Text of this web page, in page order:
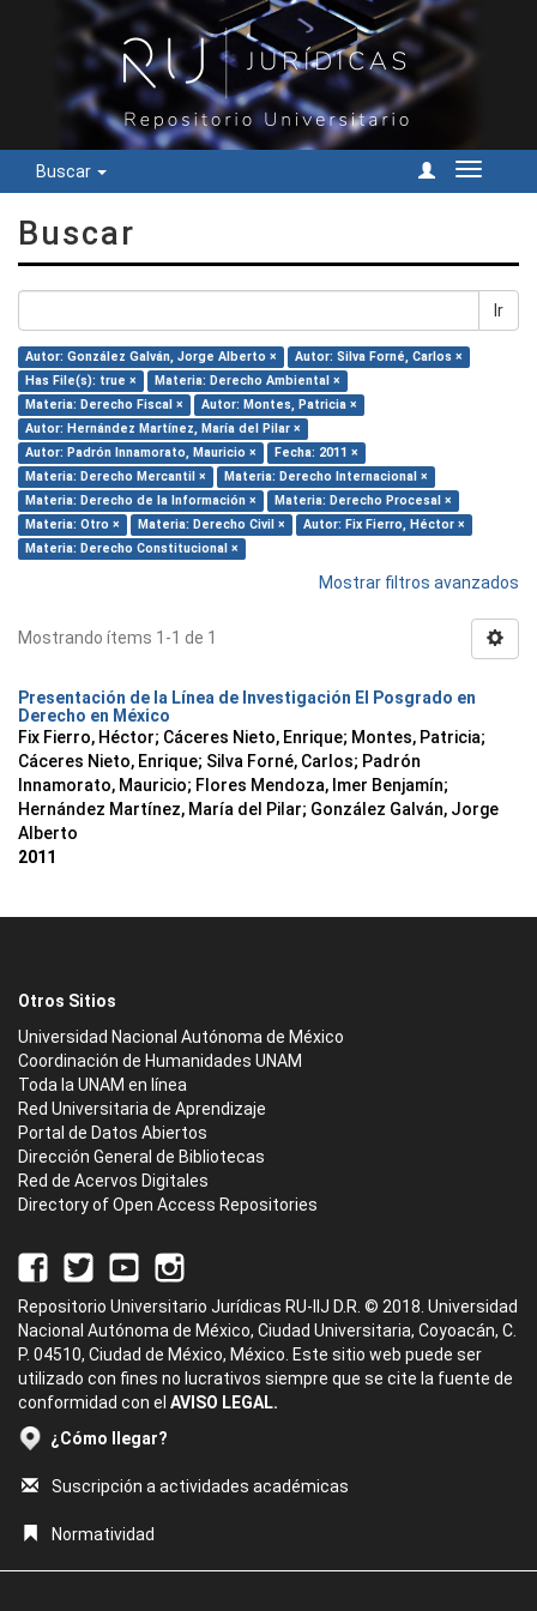
Buscar
Cambiar
Buscar
Ir
Autor: González Galván, Jorge Alberto ×
Autor: Silva Forné, Carlos ×
Has File(s): true ×
Materia: Derecho Ambiental ×
Materia: Derecho Fiscal ×
Autor: Montes, Patricia ×
Autor: Hernández Martínez, María del Pilar ×
Autor: Padrón Innamorato, Mauricio ×
Fecha: 2011 ×
Materia: Derecho Mercantil ×
Materia: Derecho Internacional ×
Materia: Derecho de la Información ×
Materia: Derecho Procesal ×
Materia: Otro ×
Materia: Derecho Civil ×
Autor: Fix Fierro, Héctor ×
Materia: Derecho Constitucional ×
Mostrar filtros avanzados
Mostrando ítems 1-1 de 1
Presentación de la Línea de Investigación El Posgrado en
Derecho en México
Fix Fierro, Héctor; Cáceres Nieto, Enrique; Montes, Patricia;
Cáceres Nieto, Enrique; Silva Forné, Carlos; Padrón
Innamorato, Mauricio; Flores Mendoza, Imer Benjamín;
Hernández Martínez, María del Pilar; González Galván, Jorge
Alberto
2011
Otros Sitios
Universidad Nacional Autónoma de México
Coordinación de Humanidades UNAM
Toda la UNAM en línea
Red Universitaria de Aprendizaje
Portal de Datos Abiertos
Dirección General de Bibliotecas
Red de Acervos Digitales
Directory of Open Access Repositories
Repositorio Universitario Jurídicas RU-IIJ D.R. © 2018. Universidad
Nacional Autónoma de México, Ciudad Universitaria, Coyoacán, C.
P. 04510, Ciudad de México, México. Este sitio web puede ser
utilizado con fines no lucrativos siempre que se cite la fuente de
conformidad con el AVISO LEGAL.
¿Cómo llegar?
Suscripción a actividades académicas
Normatividad